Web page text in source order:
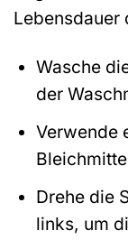
Lebensdauer
Wasche
der
Verwende
Drehe die
links, um